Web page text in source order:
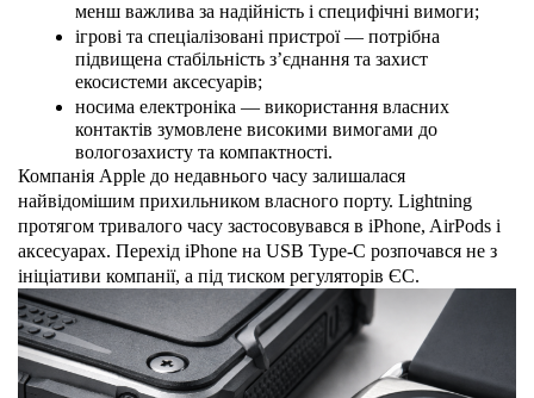
менш важлива за надійність і специфічні вимоги;
ігрові та спеціалізовані пристрої — потрібна
підвищена стабільність з’єднання та захист
екосистеми аксесуарів;
носима електроніка — використання власних
контактів зумовлене високими вимогами до
вологозахисту та компактності.
Компанія Apple до недавнього часу залишалася
найвідомішим прихильником власного порту. Lightning
протягом тривалого часу застосовувався в iPhone, AirPods і
аксесуарах. Перехід iPhone на USB Type-C розпочався не з
ініціативи компанії, а під тиском регуляторів ЄС.